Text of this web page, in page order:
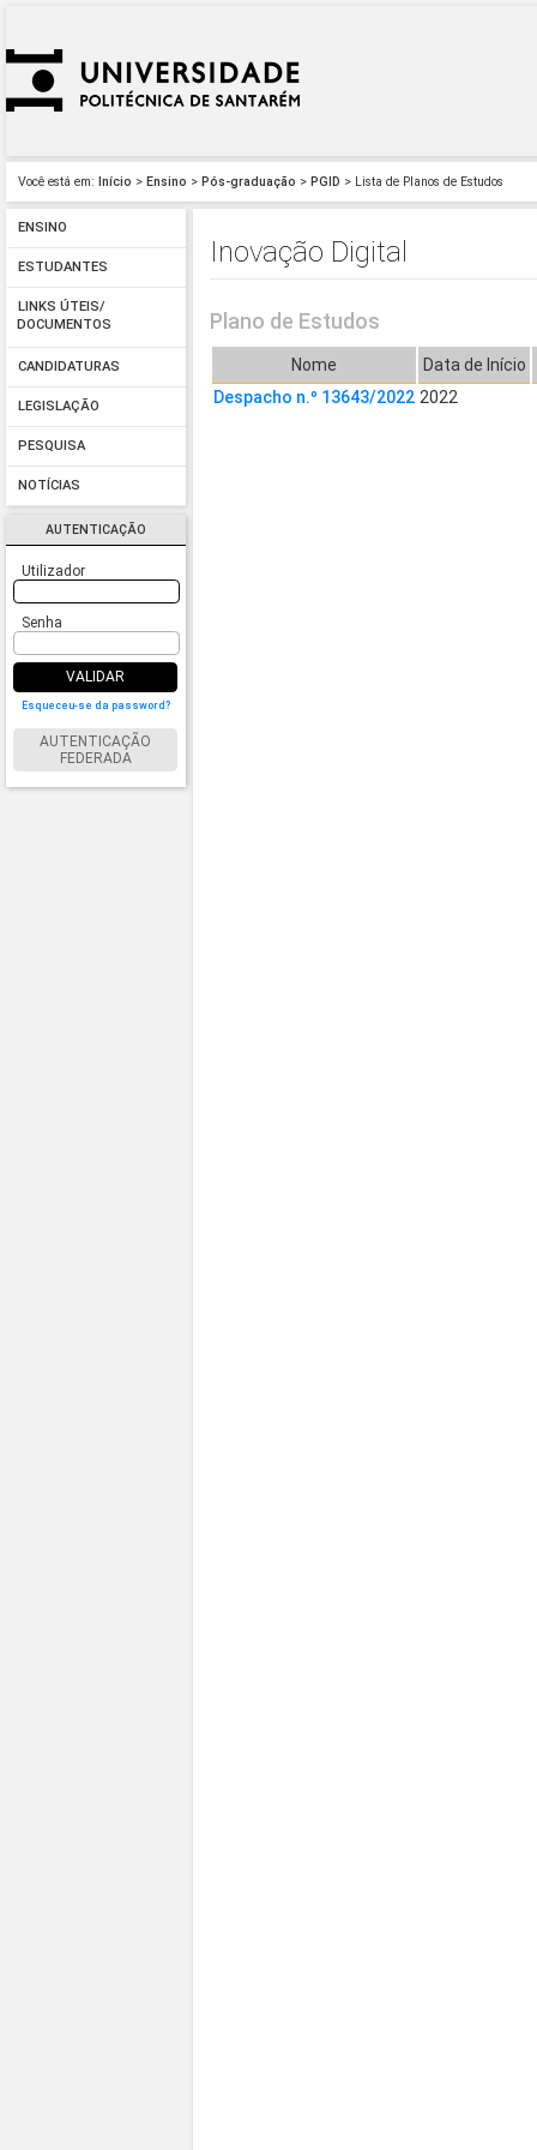
Você está em: Início > Ensino > Pós-graduação > PGID > Lista de Planos de Estudos
ENSINO
ESTUDANTES
LINKS ÚTEIS/
DOCUMENTOS
CANDIDATURAS
LEGISLAÇÃO
PESQUISA
NOTÍCIAS
AUTENTICAÇÃO
Utilizador
Senha
VALIDAR
Esqueceu-se da password?
AUTENTICAÇÃO
FEDERADA
Inovação Digital
Plano de Estudos
Nome Data de Início
Despacho n.º 13643/2022 2022